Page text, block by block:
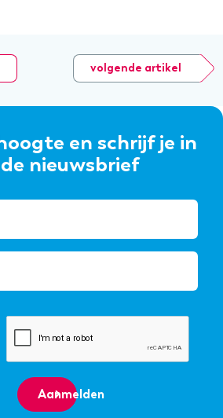
volgende artikel
en schrijf je in
nieuwsbrief
Aanmelden